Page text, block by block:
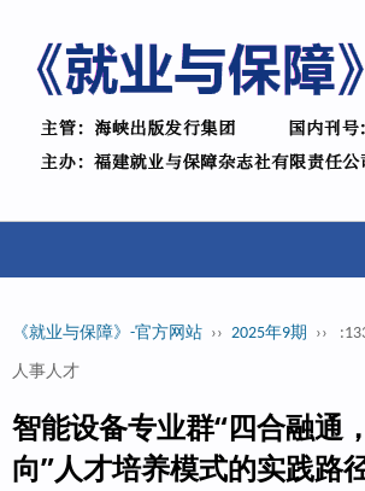
《就业与保障》-官方网站 ›› 2025年9期 ››
人事人才
智能设备专业群“四合融通
向”人才培养模式的实践路